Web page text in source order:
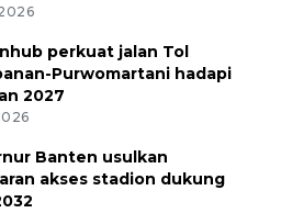
perkuat jalan Tol
Purwomartani hadapi
2027
Banten usulkan
akses stadion dukung